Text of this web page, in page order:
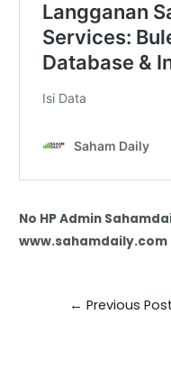
No HP Admin
www.sahamdaily.com
← Previous Post